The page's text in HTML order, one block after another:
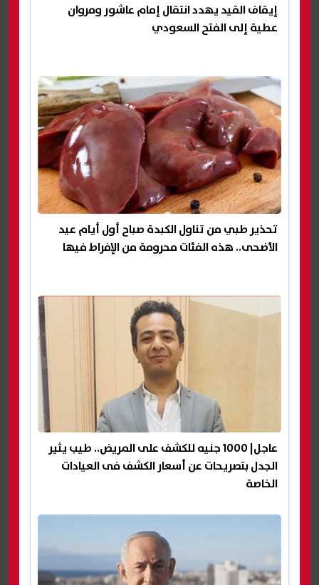
إيقاف القيد يهدد انتقال إمام عاشور ومروان
عطية إلى الفتح السعودي
تحذير طبي من تناول الكبدة صباح أول أيام عيد
الأضحى.. هذه الفئات محرومة من الإفراط فيها
عاجل| 1000 جنيه للكشف على المريض.. طيب يثير
الجدل بتصريحات عن أسعار الكشف فى العيادات
الخاصة